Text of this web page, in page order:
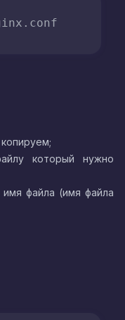
который нужно
файла (имя файла